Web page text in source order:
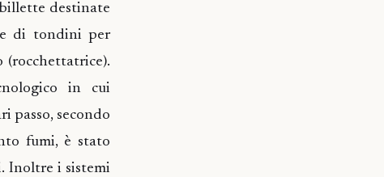
destinate
di tondini per
(rocchettatrice).
in cui
passo, secondo
fumi, è stato
Inoltre i sistemi